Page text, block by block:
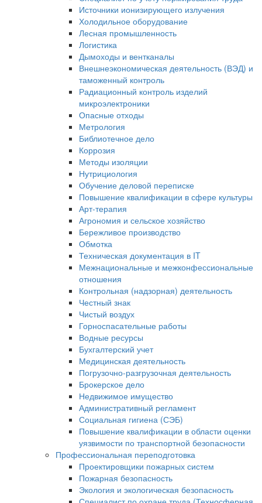
Источники ионизирующего излучения
Холодильное оборудование
Лесная промышленность
Логистика
Дымоходы и вентканалы
Внешнеэкономическая деятельность (ВЭД) и
таможенный контроль
Радиационный контроль изделий
микроэлектроники
Опасные отходы
Метрология
Библиотечное дело
Коррозия
Методы изоляции
Нутрициология
Обучение деловой переписке
Повышение квалификации в сфере культуры
Арт-терапия
Агрономия и сельское хозяйство
Бережливое производство
Обмотка
Техническая документация в IT
Межнациональные и межконфессиональные
отношения
Контрольная (надзорная) деятельность
Честный знак
Чистый воздух
Горноспасательные работы
Водные ресурсы
Бухгалтерский учет
Медицинская деятельность
Погрузочно-разгрузочная деятельность
Брокерское дело
Недвижимое имущество
Административный регламент
Социальная гигиена (СЭБ)
Повышение квалификации в области оценки
уязвимости по транспортной безопасности
Профессиональная переподготовка
Проектировщики пожарных систем
Пожарная безопасность
Экология и экологическая безопасность